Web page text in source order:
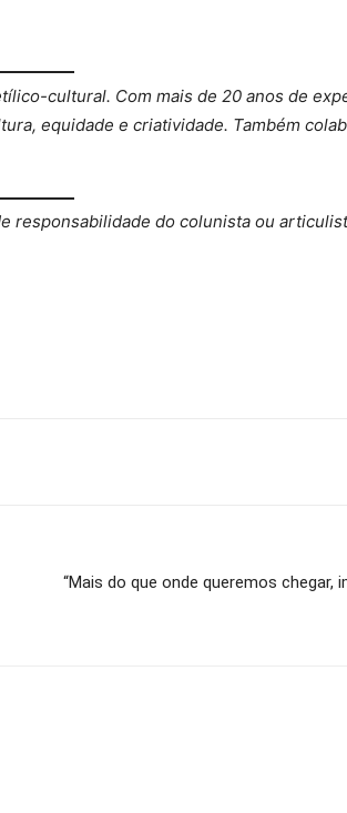
cultural. Com mais de 20 anos de
equidade e criatividade. Também
responsabilidade do colunista ou
“Mais do que onde queremos chegar,